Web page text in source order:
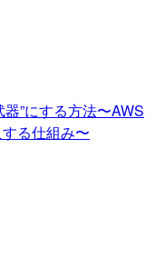
器”にする方法〜AWS
る仕組み〜